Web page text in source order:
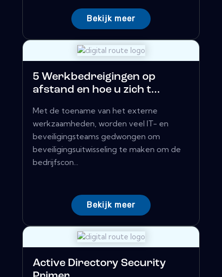
Bekijk meer
5 Werkbedreigingen op
afstand en hoe u zich t...
Met de toename van het externe
werkzaamheden, worden veel IT- en
beveiligingsteams gedwongen om
beveiligingsuitwisseling te maken om de
bedrijfscon...
Bekijk meer
Active Directory Security